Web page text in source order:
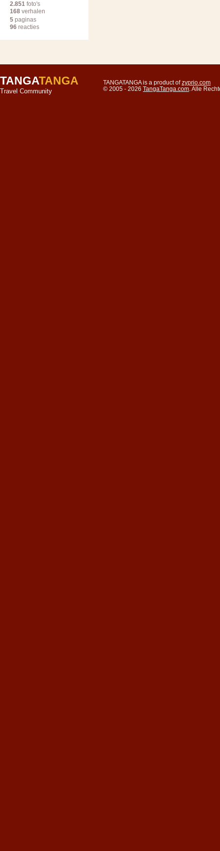
2.851 foto's
168 verhalen
5 paginas
96 reacties
TANGATANGA
Travel Community
TANGATANGA is a product ofzyprio.com
© 2005 - 2026 TangaTanga.com . Alle